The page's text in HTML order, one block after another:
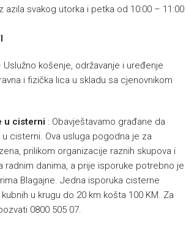
azila svakog utorka i petka od 10:00 – 11:00
Uslužno košenje, održavanje i uređenje
i fizička lica u skladu sa cjenovnikom
u cisterni : Obavještavamo građane da
cisterni. Ova usluga pogodna je za
prilikom organizacije raznih skupova i
radnim danima, a prije isporuke potrebno je
Blagajne. Jedna isporuka cisterne
u krugu do 20 km košta 100 KM. Za
0800 505 07.